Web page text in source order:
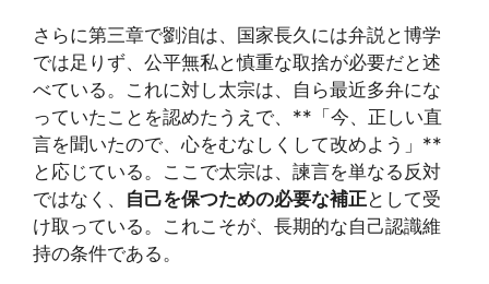
さらに第三章で劉洎は、国家長久には弁説と博学
では足りず、公平無私と慎重な取捨が必要だと述
べている。これに対し太宗は、自ら最近多弁にな
っていたことを認めたうえで、**「今、正しい直
言を聞いたので、心をむなしくして改めよう」**
と応じている。ここで太宗は、諫言を単なる反対
ではなく、 自己を保つための必要な補正として受
け取っている。これこそが、長期的な自己認識維
持の条件である。